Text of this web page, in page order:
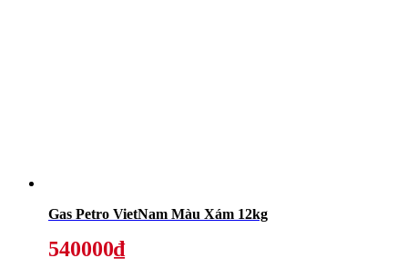
Gas Petro VietNam Màu Xám 12kg
540000₫